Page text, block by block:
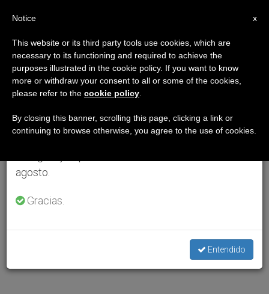
×
Aviso importante
Del 27 de julio al 7 de agosto haremos la pausa
anual, aprovechando que en el periodo de verano
se generan menos informaciones y también el
agosto.
Gracias.
Entendido
x
Notice
This website or its third party tools use cookies, which are
necessary to its functioning and required to achieve the
purposes illustrated in the cookie policy. If you want to know
more or withdraw your consent to all or some of the cookies,
please refer to the cookie policy
By closing this banner, scrolling this page, clicking a link or
continuing to browse otherwise, you agree to the use of cookies.